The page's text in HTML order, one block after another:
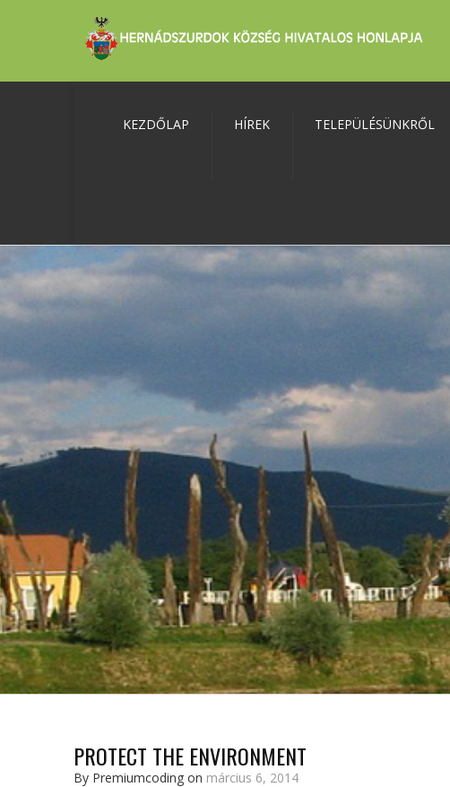
KEZDŐLAP HÍREK TELEPÜLÉSÜNKRŐL
PROTECT THE ENVIRONMENT
By Premiumcoding on március 6, 2014